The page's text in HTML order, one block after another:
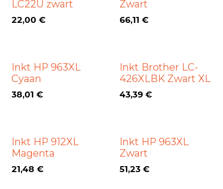
LC22U zwart
22,00 €
Zwart
66,11 €
Inkt HP 963XL
Cyaan
38,01 €
Inkt Brother LC-
426XLBK Zwart XL
43,39€
Inkt HP 912XL
Magenta
21,48 €
Inkt HP 963XL
Zwart
51,23€